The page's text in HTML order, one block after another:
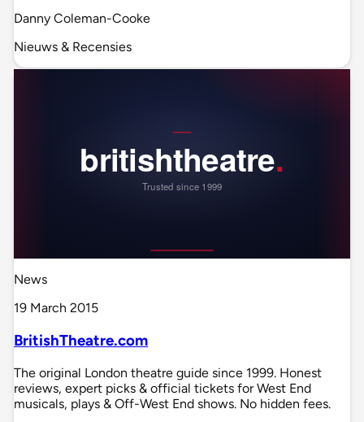
Danny Coleman-Cooke
Nieuws & Recensies
News
19 March 2015
BritishTheatre.com
The original London theatre guide since 1999. Honest
reviews, expert picks & official tickets for West End
musicals, plays & Off-West End shows. No hidden fees.